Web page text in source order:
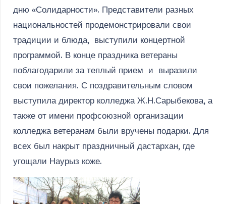
дню «Солидарности». Представители разных
национальностей продемонстрировали свои
традиции и блюда, выступили концертной
программой. В конце праздника ветераны
поблагодарили за теплый прием и выразили
свои пожелания. С поздравительным словом
выступила директор колледжа Ж.Н.Сарыбекова, а
также от имени профсоюзной организации
колледжа ветеранам были вручены подарки. Для
всех был накрыт праздничный дастархан, где
угощали Наурыз коже.